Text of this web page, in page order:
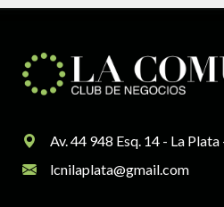
Av. 44 948 Esq. 14 - La
lcnilaplata@gmail.com